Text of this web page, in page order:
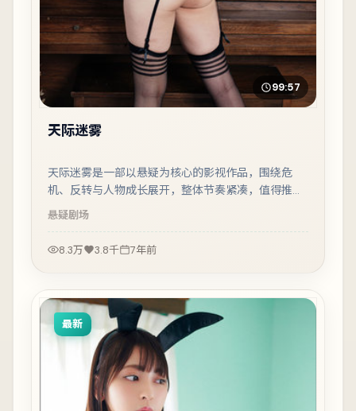
99:57
天际迷雾
天际迷雾是一部以悬疑为核心的影视作品，围绕危
机、反转与人物成长展开，整体节奏紧凑，值得推荐
观看。
悬疑剧场
8.3万 3.8千 7年前
最新